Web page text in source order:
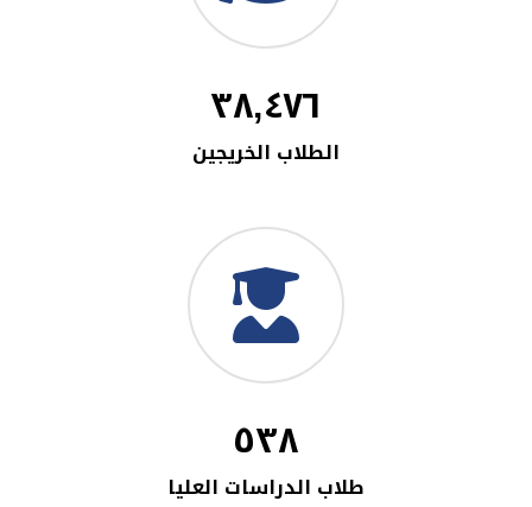
٣٨,٤٧٦
الطلاب الخريجين
٥٣٨
طلاب الدراسات العليا